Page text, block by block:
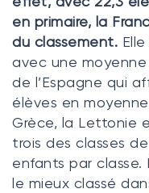
en primaire, la
du classement.
avec une
de l’Espagne qui
élèves en
Grèce, la Lettonie
trois des classes
enfants par classe.
le mieux classé